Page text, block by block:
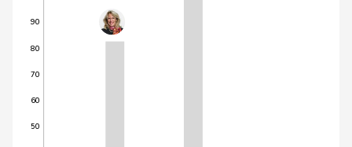
50
60
70
80
90